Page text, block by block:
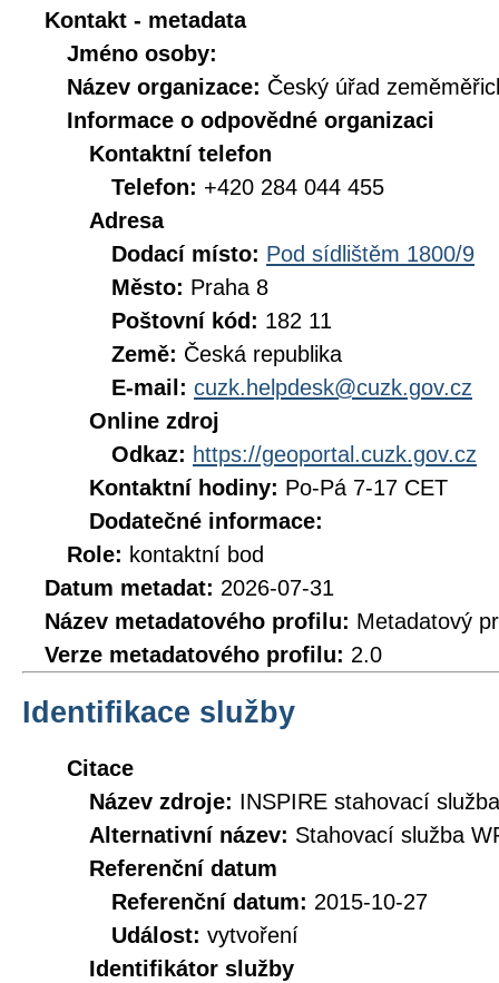
Kontakt - metadata
Jméno osoby:
Název organizace: Český úřad
Informace o odpovědné organizaci
Kontaktní telefon
Telefon: +420 284 044 455
Adresa
Dodací místo: Pod sídlištěm 1800/9
Město: Praha 8
Poštovní kód: 182 11
Země: Česká republika
E-mail: cuzk.helpdesk@cuzk.gov.cz
Online zdroj
Odkaz: https://geoportal.cuzk.gov.cz
Kontaktní hodiny: Po-Pá 7-17 CET
Dodatečné informace:
Role: kontaktní bod
Datum metadat: 2026-07-31
Název metadatového profilu: Metadatový
Verze metadatového profilu: 2.0
Identifikace služby
Citace
Název zdroje: INSPIRE stahovací
Alternativní název: Stahovací služba
Referenční datum
Referenční datum: 2015-10-27
Událost: vytvoření
Identifikátor služby